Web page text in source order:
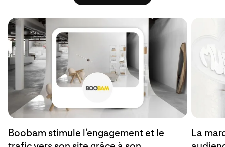
Boobam stimule l’engagement et le
La